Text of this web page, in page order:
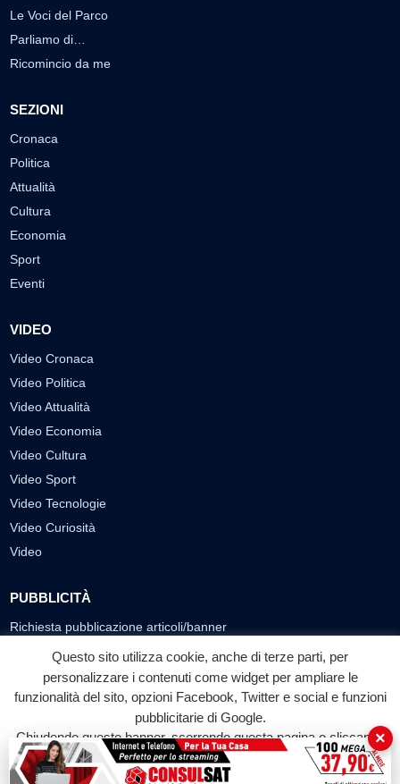
Le Voci del Parco
Parliamo di…
Ricomincio da me
SEZIONI
Cronaca
Politica
Attualità
Cultura
Economia
Sport
Eventi
VIDEO
Video Cronaca
Video Politica
Video Attualità
Video Economia
Video Cultura
Video Sport
Video Tecnologie
Video Curiosità
Video
PUBBLICITÀ
Richiesta pubblicazione articoli/banner
SEGUICI SUI SOCIAL
f
Facebook
◎ ▶
YouTube
Questo sito utilizza cookie, anche di terze parti, per
personalizzare i contenuti come widget per ampliare le
funzionalità del sito, opzioni Facebook, Twitter e social e funzioni
pubblicitarie di Google.
Chiudendo questo banner, scorrendo questa pagina o cliccando
su qualunque suo elemento acconsenti all'uso dei cookie.
×